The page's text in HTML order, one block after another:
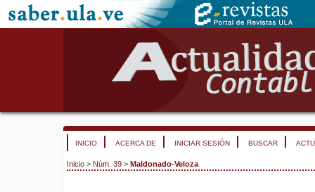
INICIO ACERCA DE INICIAR SESIÓN BUSCAR
Inicio > Núm. 39 > Maldonado-Veloza